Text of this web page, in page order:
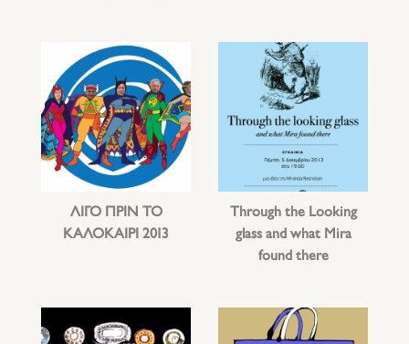
ΛΙΓΟ ΠΡΙΝ ΤΟ
ΚΑΛΟΚΑΙΡΙ 2013
Through the Looking
glass and what Mira
found there